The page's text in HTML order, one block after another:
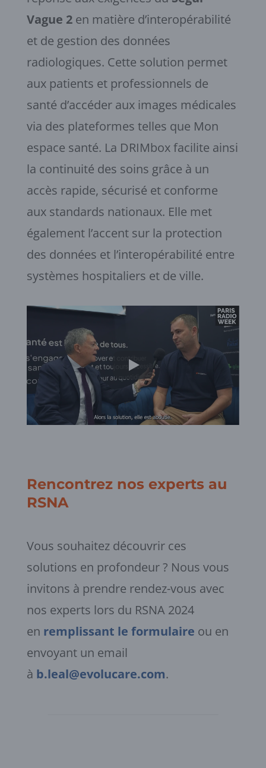
Vague 2en matière d’interopérabilité
et de gestion des données
radiologiques. Cette solution permet
aux patients et professionnels de
santé d’accéder aux images médicales
via des plateformes telles que Mon
espace santé. La DRIMbox facilite ainsi
la continuité des soins grâce à un
accès rapide, sécurisé et conforme
aux standards nationaux. Elle met
également l’accent sur la protection
des données et l’interopérabilité entre
systèmes hospitaliers et de ville.
Rencontrez nos experts au
RSNA
Vous souhaitez découvrir ces
solutions en profondeur ? Nous vous
invitons à prendre rendez-vous avec
nos experts lors du RSNA 2024
en remplissant le formulaire ou en
envoyant un email
à b.leal@evolucare.com.